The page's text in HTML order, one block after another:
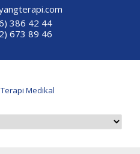
386 42 44
673 89 46